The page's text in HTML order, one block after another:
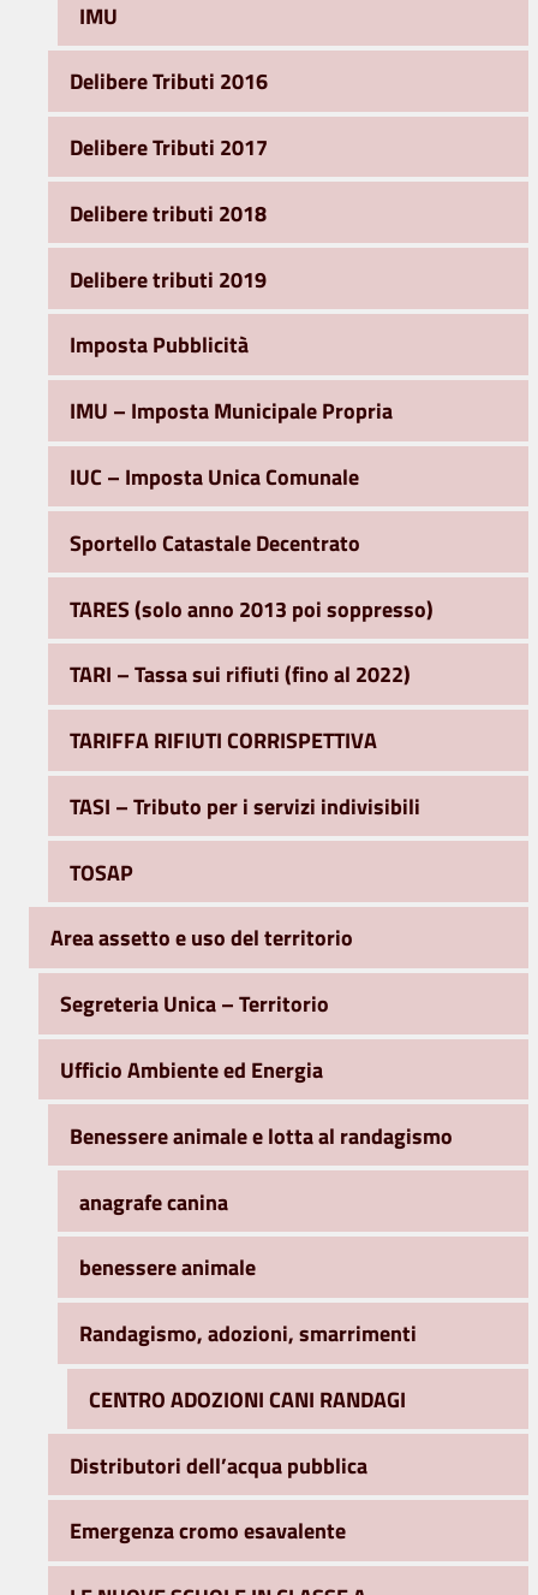
IMU
Delibere Tributi 2016
Delibere Tributi 2017
Delibere tributi 2018
Delibere tributi 2019
Imposta Pubblicità
IMU – Imposta Municipale Propria
IUC – Imposta Unica Comunale
Sportello Catastale Decentrato
TARES (solo anno 2013 poi soppresso)
TARI – Tassa sui rifiuti (fino al 2022)
TARIFFA RIFIUTI CORRISPETTIVA
TASI – Tributo per i servizi indivisibili
TOSAP
Area assetto e uso del territorio
Segreteria Unica – Territorio
Ufficio Ambiente ed Energia
Benessere animale e lotta al randagismo
anagrafe canina
benessere animale
Randagismo, adozioni, smarrimenti
CENTRO ADOZIONI CANI RANDAGI
Distributori dell’acqua pubblica
Emergenza cromo esavalente